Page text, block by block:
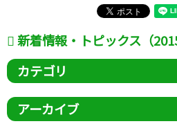
新着情報・トピックス（
カテゴリ
アーカイブ